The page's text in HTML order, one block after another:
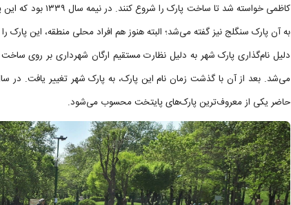
کاظمی خواسته شد تا
به آن پارک سنگلج نیز گفته می‌شد؛ البته هنوز هم افراد محلی منطقه، این پارک
دلیل نام‌گذاری پارک شهر به دلیل نظارت مستقیم ارگان شهرداری بر روی
می‌شد. بعد از آن با گذشت زمان نام این پارک، به پارک شهر تغییر یافت. در
حاضر یکی از معروف‌ترین پارک‌های پایتخت محسوب می‌شود.